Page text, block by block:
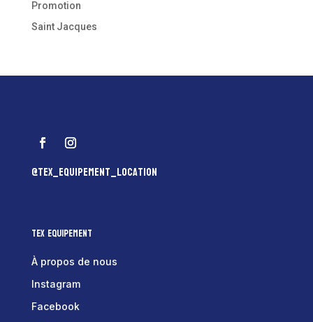
Promotion
Saint Jacques
@tex_equipement_location
Tex Equipement
À propos de nous
Instagram
Facebook